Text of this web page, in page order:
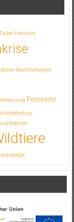
Falter Forstwirt
Nachhaltigkeit
Pinselohr